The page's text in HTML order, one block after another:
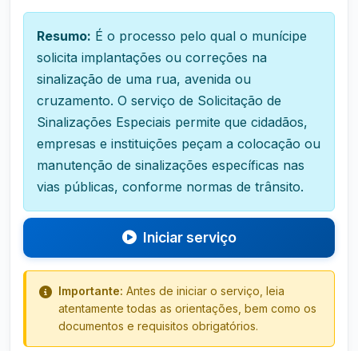
Resumo: É o processo pelo qual o munícipe
solicita implantações ou correções na
sinalização de uma rua, avenida ou
cruzamento. O serviço de Solicitação de
Sinalizações Especiais permite que cidadãos,
empresas e instituições peçam a colocação ou
manutenção de sinalizações específicas nas
vias públicas, conforme normas de trânsito.
Iniciar serviço
Importante: Antes de iniciar o serviço, leia
atentamente todas as orientações, bem como os
documentos e requisitos obrigatórios.